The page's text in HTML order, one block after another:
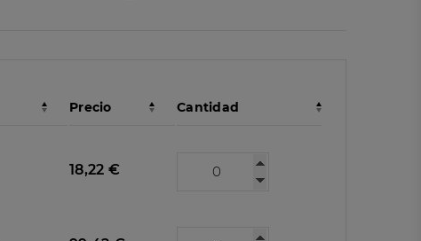
Precio Cantidad
18,22 €